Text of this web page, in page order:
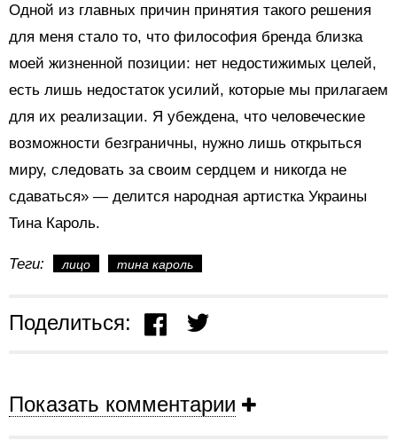
Одной из главных причин принятия такого решения
для меня стало то, что философия бренда близка
моей жизненной позиции: нет недостижимых целей,
есть лишь недостаток усилий, которые мы прилагаем
для их реализации. Я убеждена, что человеческие
возможности безграничны, нужно лишь открыться
миру, следовать за своим сердцем и никогда не
сдаваться» — делится народная артистка Украины
Тина Кароль.
Теги: лицо тина кароль
Поделиться:
Показать комментарии